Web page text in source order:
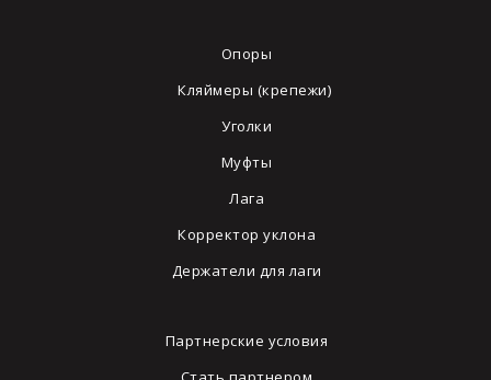
Партнерские условия
Опоры
Кляймеры (крепежи)
Уголки
Муфты
Лага
Корректор уклона
Держатели для лаги